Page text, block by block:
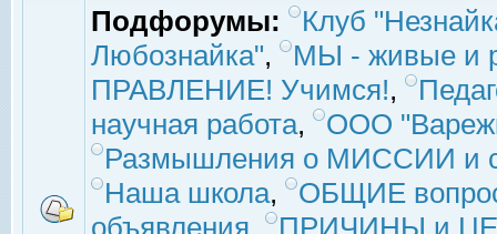
Подфорумы:
Клуб
Любознайка",
МЫ - живые и
ПРАВЛЕНИЕ! Учимся!,
научная работа,
ООО
Размышления о МИССИИ и
Наша школа,
ОБЩИЕ
объявления,
ПРИЧИНЫ и